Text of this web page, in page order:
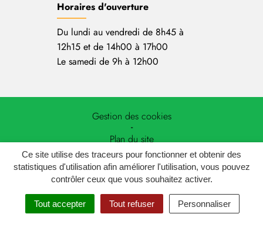
Ce site utilise des traceurs pour fonctionner et obtenir des
statistiques d'utilisation afin améliorer l'utilisation, vous pouvez
contrôler ceux que vous souhaitez activer.
Tout accepter Tout refuser Personnaliser
Horaires d'ouverture
Du lundi au vendredi de 8h45 à
12h15 et de 14h00 à 17h00
Le samedi de 9h à 12h00
Gestion des cookies
Plan du site
Mentions légales
Politique de confidentialité
Accessibilité : non conforme